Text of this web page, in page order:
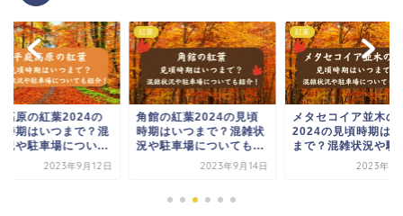
高原の紅葉2024の
時期はいつまで？混
況や駐車場につい...
2023年9月12日
紅葉
角館の紅葉2024の見頃
時期はいつまで？混雑状
況や駐車場についても...
2023年9月14日
紅葉
メタセコイア並木の
2024の見頃時期は
まで？混雑状況や駐
2023年9